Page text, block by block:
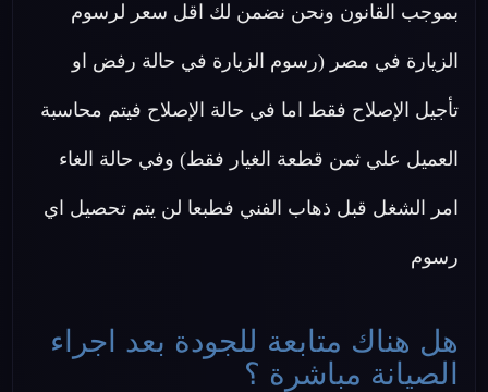
بموجب القانون ونحن نضمن لك اقل سعر لرسوم
الزيارة في مصر (رسوم الزيارة في حالة رفض او
تأجيل الإصلاح فقط اما في حالة الإصلاح فيتم محاسبة
العميل علي ثمن قطعة الغيار فقط) وفي حالة الغاء
امر الشغل قبل ذهاب الفني فطبعا لن يتم تحصيل اي
رسوم
هل هناك متابعة للجودة بعد اجراء
الصيانة مباشرة ؟